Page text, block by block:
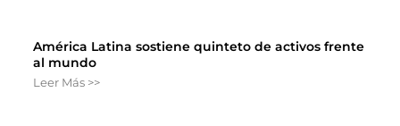
América Latina sostiene quinteto de activos frente
al mundo
Leer Más >>